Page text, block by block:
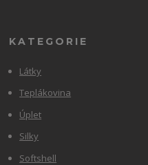
KATEGORIE
Látky
Teplákovina
Úplet
Silky
Softshell